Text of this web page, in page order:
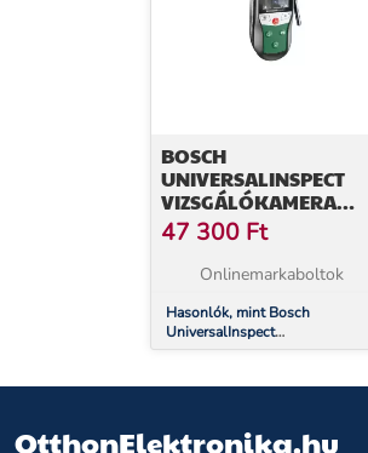
BOSCH
UNIVERSALINSPECT
VIZSGÁLÓKAMERA
(0603687000)
47 300 Ft
Onlinemarkaboltok
Hasonlók, mint Bosch
UniversalInspect
Vizsgálókamera (0603687000)
OtthonElektronika.hu